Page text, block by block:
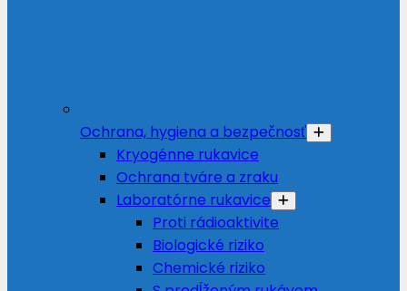
Ochrana, hygiena a bezpečnosť
Kryogénne rukavice
Ochrana tváre a zraku
Laboratórne rukavice
Proti rádioaktivite
Biologické riziko
Chemické riziko